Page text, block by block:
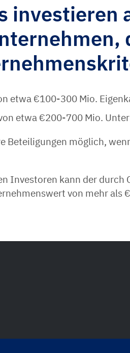
investieren
etwa €100-300 Mio.
etwa €200-700 Mio.
Beteiligungen möglich,
Investoren kann der durch
von mehr als